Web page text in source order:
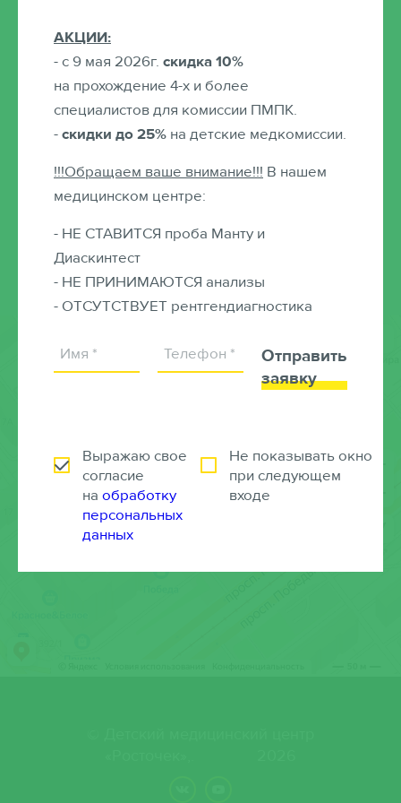
АКЦИИ:
- с 9 мая 2026г. скидка 10%
на прохождение 4-х и более
специалистов для комиссии ПМПК.
-скидки до 25% на детские медкомиссии.
!!!Обращаем ваше внимание!!! В нашем
медицинском центре:
- НЕ СТАВИТСЯ проба Манту и
Диаскинтест
- НЕ ПРИНИМАЮТСЯ анализы
- ОТСУТСТВУЕТ рентгендиагностика
Отправить
заявку
Выражаю свое
согласие
на обработку
персональных
данных
Не показывать окно
при следующем
входе
Юлия Асхатовна